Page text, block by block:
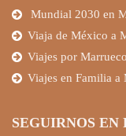
Mundial 2030 en
Viaja de México a
Viajes por
Viajes en Familia a
SEGUIRNOS EN